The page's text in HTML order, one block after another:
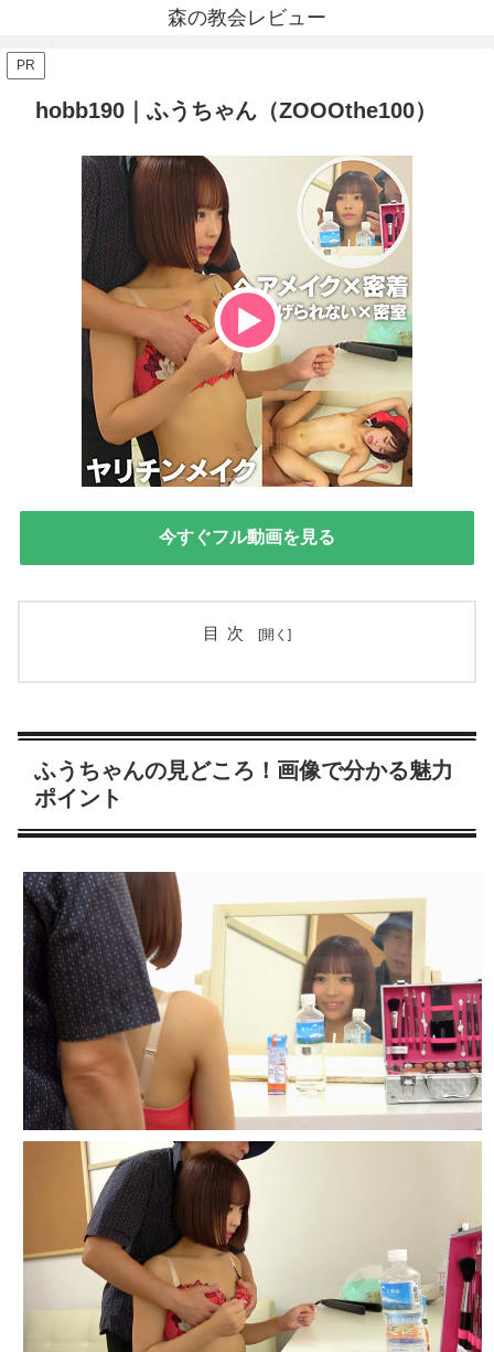
森の教会レビュー
PR
hobb190｜ふうちゃん（ZOOOthe100）
今すぐフル動画を見る
目次
ふうちゃんの見どころ！画像で分かる魅力
ポイント